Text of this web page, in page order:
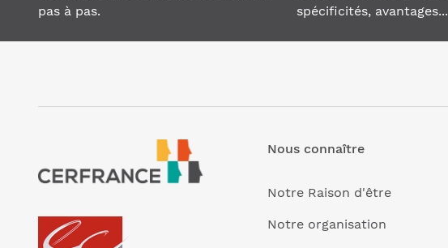
pas à pas.
spécificités, avantages...
Nous connaître
Notre Raison d'être
Notre organisation